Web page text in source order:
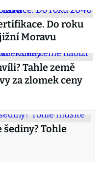
Do roku
Moravu
Tahle země
za zlomek ceny
Tohle